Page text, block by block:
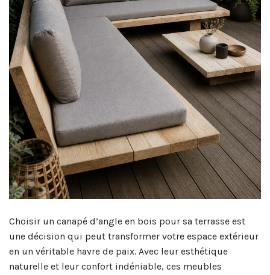
Choisir un canapé d’angle en bois pour sa terrasse est
une décision qui peut transformer votre espace extérieur
en un véritable havre de paix. Avec leur esthétique
naturelle et leur confort indéniable, ces meubles